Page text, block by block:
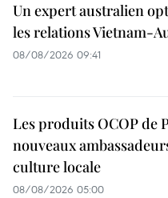
Un expert australien
les relations Vietnam-
08/08/2026 09:41
Les produits OCOP de
nouveaux
culture locale
08/08/2026 05:00